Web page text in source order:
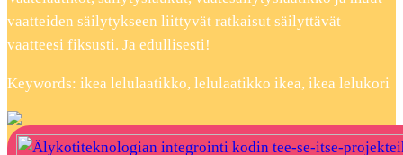
vaatteiden säilytykseen liittyvät ratkaisut säilyttävät
vaatteesi fiksusti. Ja edullisesti!
Keywords: ikea lelulaatikko, lelulaatikko ikea, ikea lelukori